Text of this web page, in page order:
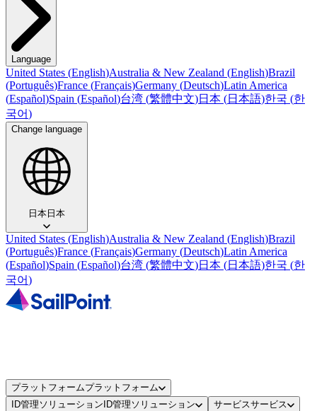
Language
United States (English)Australia & New Zealand (English)Brazil
(Português)France (Français)Germany (Deutsch)Latin America
(Español)Spain (Español)台湾 (繁體中文)日本 (日本語)한국 (한
국어)
Change language
日本日本
United States (English)Australia & New Zealand (English)Brazil
(Português)France (Français)Germany (Deutsch)Latin America
(Español)Spain (Español)台湾 (繁體中文)日本 (日本語)한국 (한
국어)
プラットフォームプラットフォーム
ID管理ソリューション ID管理ソリューション サービスサービス